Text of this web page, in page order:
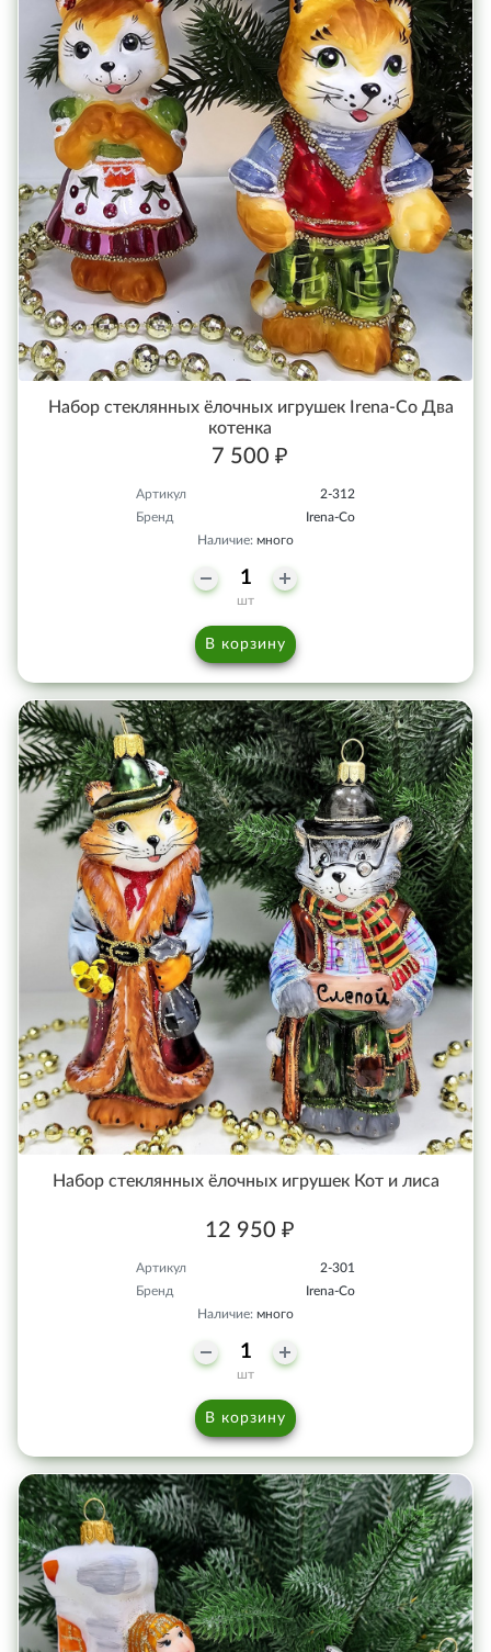
Набор стеклянных ёлочных игрушек Irena-Co Два
котенка
7 500 ₽
Артикул
2-312
Бренд
Irena-Co
Наличие: много
шт
В корзину
Набор стеклянных ёлочных игрушек Кот и лиса
12 950 ₽
Артикул
2-301
Бренд
Irena-Co
Наличие: много
шт
В корзину